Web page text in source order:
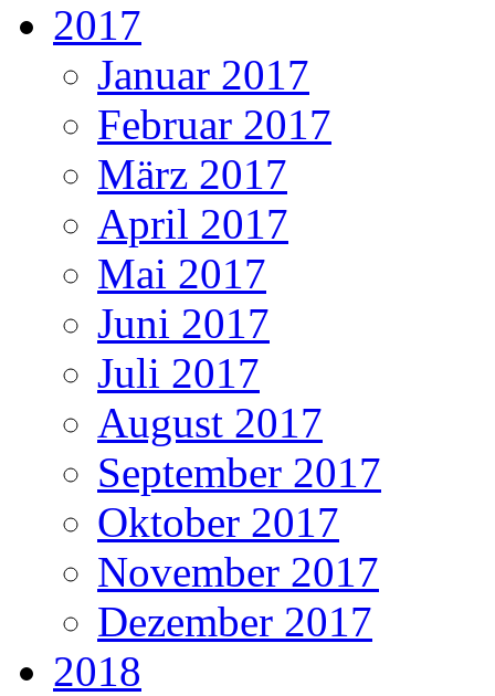
2017
Januar 2017
Februar 2017
März 2017
April 2017
Mai 2017
Juni 2017
Juli 2017
August 2017
September 2017
Oktober 2017
November 2017
Dezember 2017
2018